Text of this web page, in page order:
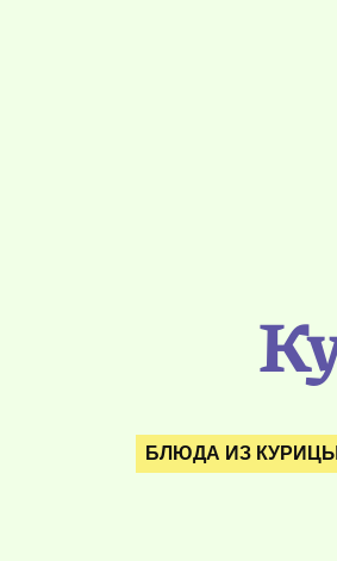
БЛЮДА ИЗ КУРИЦЫ